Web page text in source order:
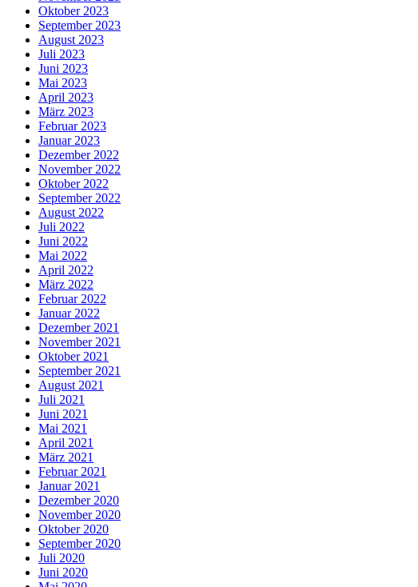
Oktober 2023
September 2023
August 2023
Juli 2023
Juni 2023
Mai 2023
April 2023
März 2023
Februar 2023
Januar 2023
Dezember 2022
November 2022
Oktober 2022
September 2022
August 2022
Juli 2022
Juni 2022
Mai 2022
April 2022
März 2022
Februar 2022
Januar 2022
Dezember 2021
November 2021
Oktober 2021
September 2021
August 2021
Juli 2021
Juni 2021
Mai 2021
April 2021
März 2021
Februar 2021
Januar 2021
Dezember 2020
November 2020
Oktober 2020
September 2020
Juli 2020
Juni 2020